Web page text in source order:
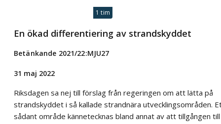
1 tim
En ökad differentiering av strandskyddet
Betänkande 2021/22:MJU27
31 maj 2022
Riksdagen sa nej till förslag från regeringen om att lätta på
strandskyddet i så kallade strandnära utvecklingsområden.
sådant område kännetecknas bland annat av att tillgången till